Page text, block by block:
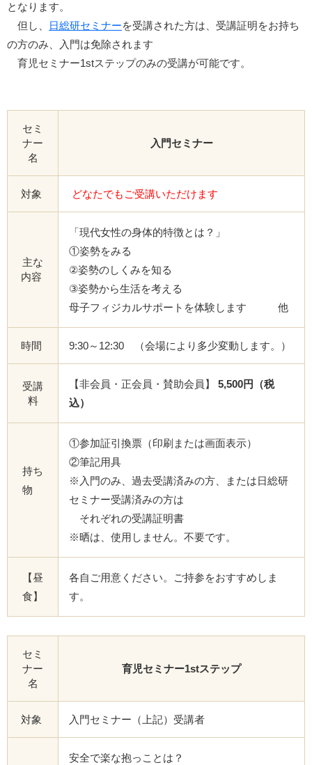
となります。
但し、
日総研セミナーを受講された方は、受講証明をお持ち
の方のみ、入門は免除されます
育児セミナー1stステップのみの受講が可能です。
セミ
ナー
名
入門セミナー
対象 どなたでもご受講いただけます
主な
内容
「現代女性の身体的特徴とは？」
①姿勢をみる
②姿勢のしくみを知る
③姿勢から生活を考える
母子フィジカルサポートを体験します 他
時間 9:30～12:30 （会場により多少変動します。）
受講
料
【非会員・正会員・賛助会員】 5,500円（税
込）
持ち
物
①参加証引換票（印刷または画面表示）
②筆記用具
※入門のみ、過去受講済みの方、または日総研
セミナー受講済みの方は
それぞれの受講証明書
※晒は、使用しません。不要です。
【昼
食】
各自ご用意ください。ご持参をおすすめしま
す。
セミ
ナー
名
育児セミナー1stステップ
対象 入門セミナー（上記）受講者
安全で楽な抱っことは？